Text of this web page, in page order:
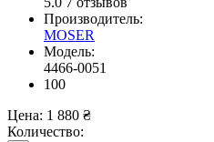
Производитель:
MOSER
Модель:
4466-0051
100
Цена: 1 880 ₴
Количество: